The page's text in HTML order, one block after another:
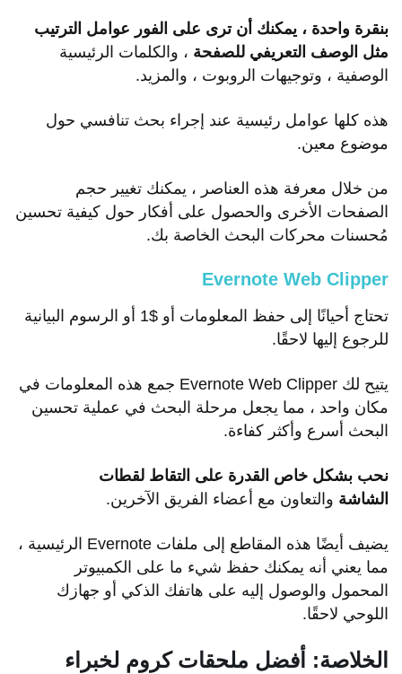
بنقرة واحدة ، يمكنك أن ترى على الفور عوامل الترتيب
مثل الوصف التعريفي للصفحة ، والكلمات الرئيسية
الوصفية ، وتوجيهات الروبوت ، والمزيد.
هذه كلها عوامل رئيسية عند إجراء بحث تنافسي حول
موضوع معين.
من خلال معرفة هذه العناصر ، يمكنك تغيير حجم
الصفحات الأخرى والحصول على أفكار حول كيفية تحسين
مُحسنات محركات البحث الخاصة بك.
Evernote Web Clipper
تحتاج أحيانًا إلى حفظ المعلومات أو $1 أو الرسوم البيانية
للرجوع إليها لاحقًا.
يتيح لك Evernote Web Clipper جمع هذه المعلومات في
مكان واحد ، مما يجعل مرحلة البحث في عملية تحسين
البحث أسرع وأكثر كفاءة.
نحب بشكل خاص القدرة على التقاط لقطات
الشاشة والتعاون مع أعضاء الفريق الآخرين.
يضيف أيضًا هذه المقاطع إلى ملفات Evernote الرئيسية ،
مما يعني أنه يمكنك حفظ شيء ما على الكمبيوتر
المحمول والوصول إليه على هاتفك الذكي أو جهازك
اللوحي لاحقًا.
الخلاصة: أفضل ملحقات كروم لخبراء